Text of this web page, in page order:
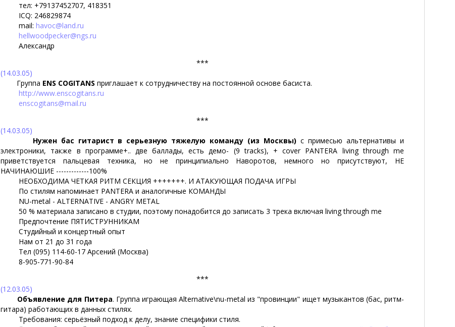
тел: +79137452707, 418351
ICQ: 246829874
mail: havoc@land.ru
hellwoodpecker@ngs.ru
Александр
***
(14.03.05)
Группа ENS COGITANSприглашает к сотрудничеству на постоянной основе басиста.
http://www.enscogitans.ru
enscogitans@mail.ru
***
(14.03.05)
Нужен бас гитарист в серьезную тяжелую команду (из Москвы)с примесью альтернативы и
электроники, также в программе+.. две баллады, есть демо- (9 tracks), + cover PANTERA living through me
приветствуется пальцевая техника, но не принципиально Наворотов, немного но присутствуют, НЕ
НАЧИНАЮШИЕ -------------100%
НЕОБХОДИМА ЧЕТКАЯ РИТМ СЕКЦИЯ +++++++. И АТАКУЮЩАЯ ПОДАЧА ИГРЫ
По стилям напоминает PANTERA и аналогичные КОМАНДЫ
NU-metal - ALTERNATIVE - ANGRY METAL
50 % материала записано в студии, поэтому понадобится до записать 3 трека включая living through me
Предпочтение ПЯТИСТРУННИКАМ
Студийный и концертный опыт
Нам от 21 до 31 года
Тел (095) 114-60-17 Арсений (Москва)
8-905-771-90-84
***
(12.03.05)
Объявление для Питера. Группа играющая Alternative\nu-metal из "провинции" ищет музыкантов (бас, ритм-
гитара) работающих в данных стилях.
Требования: серьёзный подход к делу, знание специфики стиля.